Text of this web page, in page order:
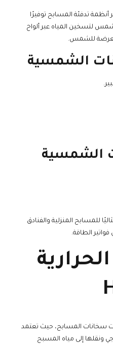
تدفئة المسابح توفيرًا
لتسخين المياه عبر ألواح
للشمس.
الشمسية
الشمسية
للمسابح المنزلية والفنادق
الطاقة.
سخانات المسابح، حيث تعتمد
ونقلها إلى مياه المسبح